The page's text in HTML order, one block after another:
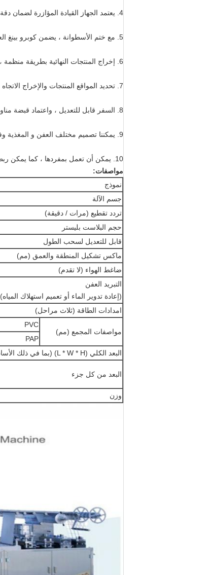
4. يعتمد الجهاز القيادة المؤازرة لضمان دقة حركات الخطوة ، لتحقيق التزامن المطلق لكل الإجراءات.
5. مع ختم الأسطوانة ، يضمن كوبرو بينغ العلوي والسفلي تأثير الختم ، وهذا أيضا يمكن أن يطيل عمر استخدام الآلة ؛
6. إخراج المنتجات النهائية بطريقة منظمة ، المخبر ورفض النفايات وجمعها ، وهو مفيد لإجراءات التعبئة اللاحقة ، ويضمن جودة المنتج.
7. تحديد المواقع المنتجات والإخراج الاتجاه ، الذي هو لصالح الانضمام إلى عملية العمل الأخيرة ، والتجهيز مع آلية قطع النفايات ، وسهلة لجمع النفايات.
8. السفر قابل للتعديل ، واعتماد قبضة مناور لتغيير القالب مع دقيقة ومزامنة ؛
9. يمكننا تصميم مختلف العفن و المغذية وفقا لمتطلبات العملاء.
10. يمكن أن تعمل بمفردها ، كما يمكن ربطها بالعمل مع آلة التعبئة من نوع الوسادة و آلة التغليف.
مواصفات:
نموذج
جسم الآلة
تردد تقطيع (مرات / دقيقة)
حجم البلاست بليستر
قابل للتعديل لسحب الطول
ماكس تشكيل المنطقة والعمق (مم)
ضاغط الهواء (لا تقدم)
التبريد العفن
(إعادة تدوير الماء أو تعميم استهلاك المياه)
امدادات الطاقة (ثلاث مراحل)
مواصفات المجمع (مم)
PVC
PAP
البعد الكلي (L * W * H) (بما في ذلك الأساس)
البعد من كل جزء
وزن